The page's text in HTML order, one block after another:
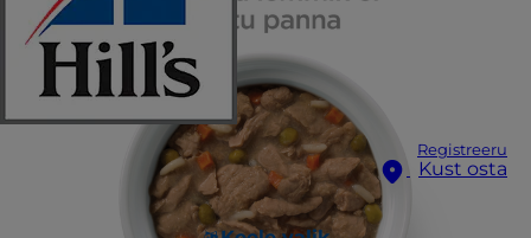
Registreeru
Kust osta